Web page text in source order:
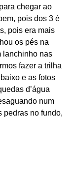
chegar ao
pois dos 3 é
pois era mais
os pés na
lanchinho nas
fazer a trilha
e as fotos
d’água
num
pedras no fundo,